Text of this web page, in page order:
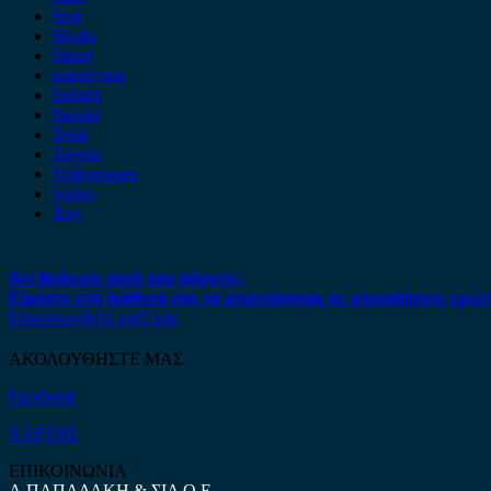
Seat
Skoda
Smart
ssangyong
Subaru
Suzuki
Tesla
Toyota
Volkswagen
Volvo
Xev
Δεν βρήκατε αυτό που ψάχνετε;
Είμαστε στη διάθεση σας να απαντήσουμε σε οποιαδήποτε
Επικοινωνήστε μαζί μας
ΑΚΟΛΟΥΘΗΣΤΕ ΜΑΣ
Facebook
ΧΑΡΤΗΣ
ΕΠΙΚΟΙΝΩΝΙΑ